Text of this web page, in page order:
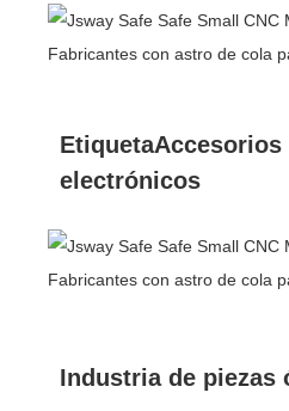
electrónicos
Industria de piezas